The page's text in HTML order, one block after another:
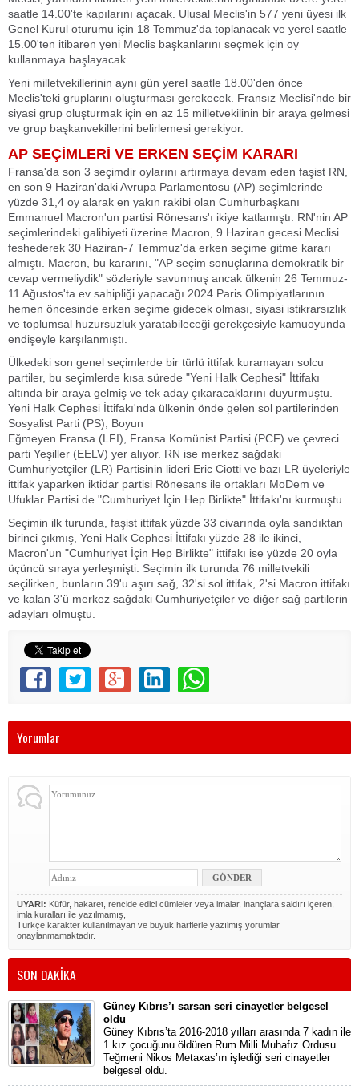
saatle 14.00'te kapılarını açacak. Ulusal Meclis'in 577 yeni üyesi ilk
Genel Kurul oturumu için 18 Temmuz'da toplanacak ve yerel saatle
15.00'ten itibaren yeni Meclis başkanlarını seçmek için oy
kullanmaya başlayacak.
Yeni milletvekillerinin aynı gün yerel saatle 18.00'den önce
Meclis'teki gruplarını oluşturması gerekecek. Fransız Meclisi'nde bir
siyasi grup oluşturmak için en az 15 milletvekilinin bir araya gelmesi
ve grup başkanvekillerini belirlemesi gerekiyor.
AP SEÇİMLERİ VE ERKEN SEÇİM KARARI
Fransa'da son 3 seçimdir oylarını artırmaya devam eden faşist RN,
en son 9 Haziran'daki Avrupa Parlamentosu (AP) seçimlerinde
yüzde 31,4 oy alarak en yakın rakibi olan Cumhurbaşkanı
Emmanuel Macron'un partisi Rönesans'ı ikiye katlamıştı. RN'nin AP
seçimlerindeki galibiyeti üzerine Macron, 9 Haziran gecesi Meclisi
feshederek 30 Haziran-7 Temmuz'da erken seçime gitme kararı
almıştı. Macron, bu kararını, "AP seçim sonuçlarına demokratik bir
cevap vermeliydik" sözleriyle savunmuş ancak ülkenin 26 Temmuz-
11 Ağustos'ta ev sahipliği yapacağı 2024 Paris Olimpiyatlarının
hemen öncesinde erken seçime gidecek olması, siyasi istikrarsızlık
ve toplumsal huzursuzluk yaratabileceği gerekçesiyle kamuoyunda
endişeyle karşılanmıştı.
Ülkedeki son genel seçimlerde bir türlü ittifak kuramayan solcu
partiler, bu seçimlerde kısa sürede "Yeni Halk Cephesi" İttifakı
altında bir araya gelmiş ve tek aday çıkaracaklarını duyurmuştu.
Yeni Halk Cephesi İttifakı'nda ülkenin önde gelen sol partilerinden
Sosyalist Parti (PS), Boyun
Eğmeyen Fransa (LFI), Fransa Komünist Partisi (PCF) ve çevreci
parti Yeşiller (EELV) yer alıyor. RN ise merkez sağdaki
Cumhuriyetçiler (LR) Partisinin lideri Eric Ciotti ve bazı LR üyeleriyle
ittifak yaparken iktidar partisi Rönesans ile ortakları MoDem ve
Ufuklar Partisi de "Cumhuriyet İçin Hep Birlikte" İttifakı'nı kurmuştu.
Seçimin ilk turunda, faşist ittifak yüzde 33 civarında oyla sandıktan
birinci çıkmış, Yeni Halk Cephesi İttifakı yüzde 28 ile ikinci,
Macron'un "Cumhuriyet İçin Hep Birlikte" ittifakı ise yüzde 20 oyla
üçüncü sıraya yerleşmişti. Seçimin ilk turunda 76 milletvekili
seçilirken, bunların 39'u aşırı sağ, 32'si sol ittifak, 2'si Macron ittifakı
ve kalan 3'ü merkez sağdaki Cumhuriyetçiler ve diğer sağ partilerin
adayları olmuştu.
Yorumlar
UYARI: Küfür, hakaret, rencide edici cümleler veya imalar, inançlara saldırı içeren,
imla kuralları ile yazılmamış,
Türkçe karakter kullanılmayan ve büyük harflerle yazılmış yorumlar
onaylanmamaktadır.
SON DAKİKA
Güney Kıbrıs’ı sarsan seri cinayetler belgesel
oldu
Güney Kıbrıs’ta 2016-2018 yılları arasında 7 kadın ile
1 kız çocuğunu öldüren Rum Milli Muhafız Ordusu
Teğmeni Nikos Metaxas’ın işlediği seri cinayetler
belgesel oldu.